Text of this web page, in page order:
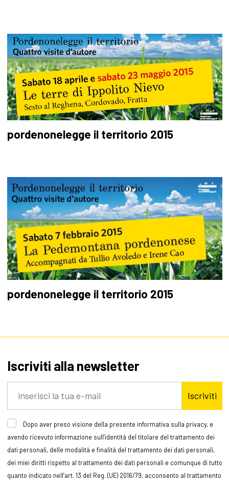
pordenonelegge il territorio 2015
pordenonelegge il territorio 2015
Iscriviti alla newsletter
Iscriviti
Dopo aver preso visione della presente informativa sulla privacy, e
avendo ricevuto informazione sull’identità del titolare del trattamento dei
dati personali, delle modalità e finalità del trattamento dei dati personali,
dei miei diritti rispetto al trattamento dei dati personali e comunque di tutto
quanto indicato nell’art. 13 del Reg. (UE) 2016/79, acconsento al trattamento